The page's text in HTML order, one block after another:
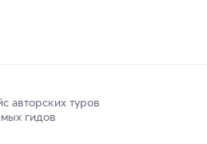
авторских туров
гидов